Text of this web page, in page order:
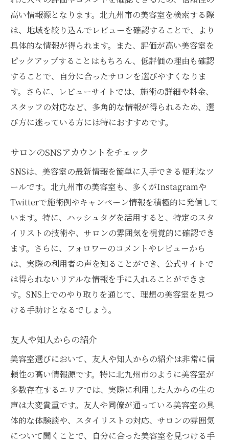
高い情報源となります。北九州市の美容室を検索する際
は、地域を絞り込んでレビューを確認することで、より
具体的な情報が得られます。また、評価が高い美容室を
ピックアップすることはもちろん、低評価の理由も確認
することで、自分に合ったサロンを選びやすくなりま
す。さらに、レビューサイトでは、施術の詳細や料金、
スタッフの対応など、多角的な情報が得られるため、選
び方に迷っている方には特におすすめです。
サロンのSNSアカウントをチェック
SNSは、美容室の最新情報を簡単に入手できる便利なツ
ールです。北九州市の美容室も、多くがInstagramや
Twitterで施術例やキャンペーン情報を積極的に発信して
います。特に、ハッシュタグを活用すると、特定のスタ
イリストの技術や、サロンの雰囲気を視覚的に確認でき
ます。さらに、フォロワーのコメントやレビューから
は、実際の利用者の声を知ることができ、公式サイトで
は得られないリアルな情報を手に入れることができま
す。SNS上でのやり取りを通じて、理想の美容室を見つ
ける手助けとなるでしょう。
友人や知人からの紹介
美容室選びにおいて、友人や知人からの紹介は非常に信
頼性の高い情報源です。特に北九州市のように美容室が
多数存在するエリアでは、実際に利用した人からの生の
声は大変貴重です。友人や同僚が通っている美容室の具
体的な体験談や、スタイリストの対応、サロンの雰囲気
について聞くことで、自分に合った美容室を見つける手